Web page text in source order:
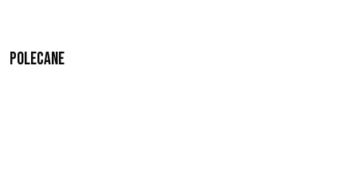
Polecane